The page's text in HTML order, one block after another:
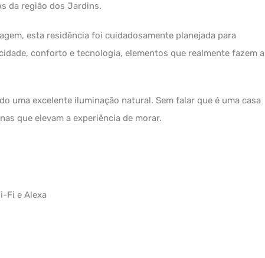
da região dos Jardins.
esta residência foi cuidadosamente planejada para
conforto e tecnologia, elementos que realmente fazem a
uma excelente iluminação natural. Sem falar que é uma casa
que elevam a experiência de morar.
Fi e Alexa